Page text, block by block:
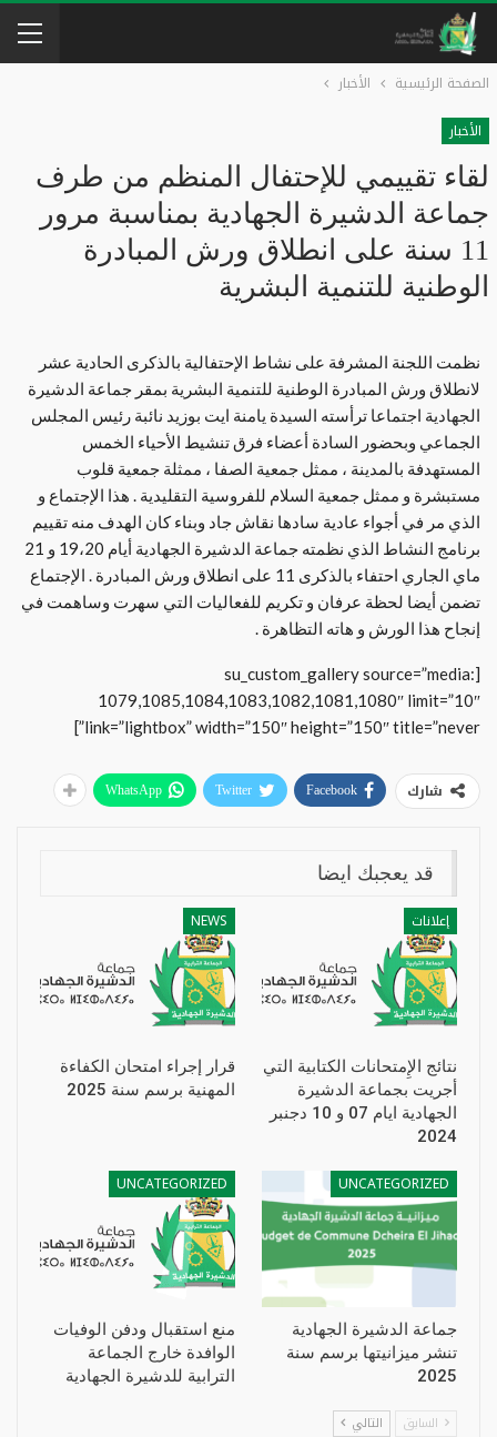
الصفحة الرئيسية
الأخبار
الأخبار
لقاء تقييمي للإحتفال المنظم من طرف
جماعة الدشيرة الجهادية بمناسبة مرور
11 سنة على انطلاق ورش المبادرة
الوطنية للتنمية البشرية
نظمت اللجنة المشرفة على نشاط الإحتفالية بالذكرى الحادية عشر
لانطلاق ورش المبادرة الوطنية للتنمية البشرية بمقر جماعة الدشيرة
الجهادية اجتماعا ترأسته السيدة يامنة ايت بوزيد نائبة رئيس المجلس
الجماعي وبحضور السادة أعضاء فرق تنشيط الأحياء الخمس
المستهدفة بالمدينة ، ممثل جمعية الصفا ، ممثلة جمعية قلوب
مستبشرة و ممثل جمعية السلام للفروسية التقليدية . هذا الإجتماع و
الذي مر في أجواء عادية سادها نقاش جاد وبناء كان الهدف منه تقييم
برنامج النشاط الذي نظمته جماعة الدشيرة الجهادية أيام 19،20 و 21
ماي الجاري احتفاء بالذكرى 11 على انطلاق ورش المبادرة . الإجتماع
تضمن أيضا لحظة عرفان و تكريم للفعاليات التي سهرت وساهمت في
إنجاح هذا الورش و هاته التظاهرة .
[su_custom_gallery source=”media:
1079,1085,1084,1083,1082,1081,1080″ limit=”10″
link=”lightbox” width=”150″ height=”150″ title=”never”]
شارك Facebook
Twitter
WhatsApp
قد يعجبك ايضا
إعلانات
نتائج الإِمتحانات الكتابية التي
أجريت بجماعة الدشيرة
الجهادية ايام 07 و 10 دجنبر
2024
NEWS
قرار إجراء امتحان الكفاءة
المهنية برسم سنة 2025
UNCATEGORIZED
جماعة الدشيرة الجهادية
تنشر ميزانيتها برسم سنة
2025
UNCATEGORIZED
منع استقبال ودفن الوفيات
الوافدة خارج الجماعة
الترابية للدشيرة الجهادية
السابق التالي